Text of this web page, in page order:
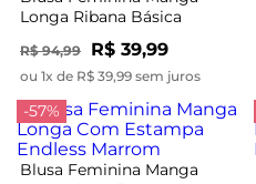
Longa Ribana Básica
Endless Vermelho
R$ 94,99 R$ 39,99
ou 1x de R$ 39,99 sem juros
-57%
Blusa Feminina Manga